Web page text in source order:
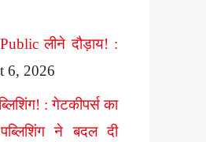
लीने दौड़ाय! :
6, 2026
: गेटकीपर्स का
ने बदल दी